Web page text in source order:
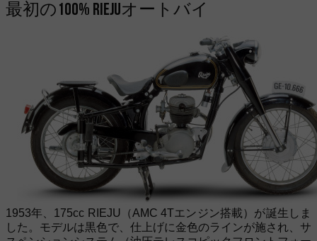
最初の100% RIEJUオートバイ
1953年、175cc RIEJU（AMC 4Tエンジン搭載）が誕生しま
した。モデルは黒色で、仕上げに金色のラインが施され、サ